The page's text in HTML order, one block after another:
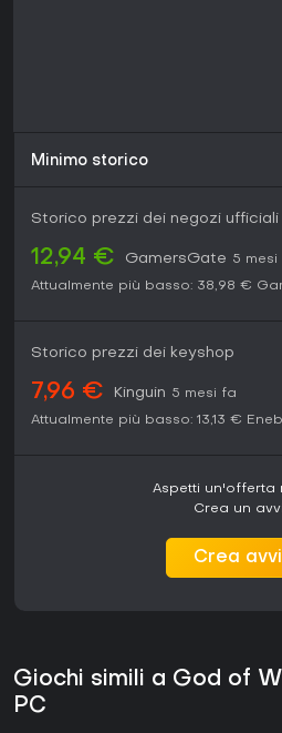
Minimo storico
Storico prezzi dei negozi ufficiali
12,94 € GamersGate 5 mesi
Attualmente più basso: 38,98 €
Storico prezzi dei keyshop
7,96 € Kinguin 5 mesi fa
Attualmente più basso: 13,13 €
Aspetti un'offerta
Crea un
Crea
Giochi simili a God of
PC